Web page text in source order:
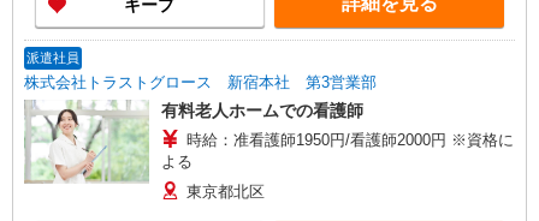
キープ
派遣社員
株式会社トラストグロース 新宿本社 第3営業部
有料老人ホームでの看護師
時給：准看護師1950円/看護師2000円 ※資格に
よる
東京都北区